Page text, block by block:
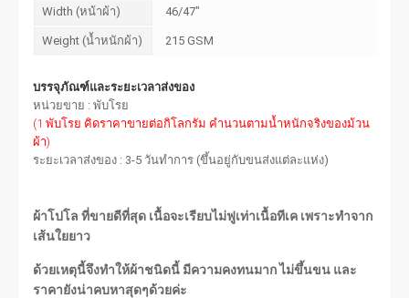
Width (หน้าผ้า) 46/47"
Weight (น้ำหนักผ้า) 215 GSM
บรรจุภัณฑ์และระยะเวลาส่งของ
หน่วยขาย : พับโรย
(1 พับโรย คิดราคาขายต่อกิโลกรัม คำนวนตามน้ำหนักจริงของม้วน
ผ้า)
ระยะเวลาส่งของ : 3-5 วันทำการ (ขึ้นอยู่กับขนส่งแต่ละแห่ง)
ผ้าโปโล ที่ขายดีที่สุด เนื้อจะเรียบไม่ฟูเท่าเนื้อทีเค เพราะทำจาก
เส้นใยยาว
ด้วยเหตุนี้จึงทำให้ผ้าชนิดนี้ มีความคงทนมาก ไม่ขึ้นขน และ
ราคายังน่าคบหาสุดๆด้วยค่ะ